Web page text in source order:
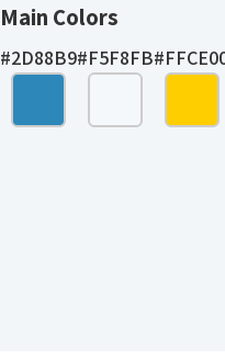
Main Colors
#2D88B9#F5F8FB